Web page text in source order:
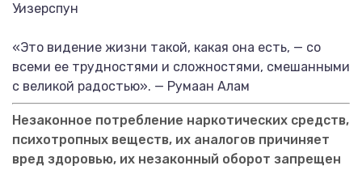
Уизерспун
«Это видение жизни такой, какая она есть, — со
всеми ее трудностями и сложностями, смешанными
с великой радостью». — Румаан Алам
Незаконное потребление наркотических средств,
психотропных веществ, их аналогов причиняет
вред здоровью, их незаконный оборот запрещен